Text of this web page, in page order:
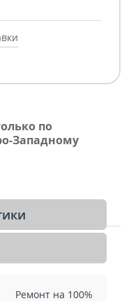
по
Западному
Ремонт на 100%